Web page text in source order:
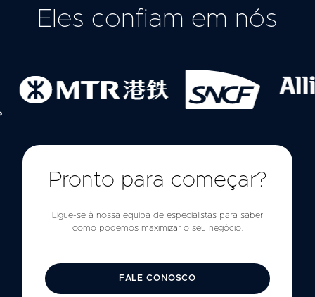
Eles confiam em nós
Pronto para começar?
Ligue-se à nossa equipa de especialistas para saber
como podemos maximizar o seu negócio.
FALE CONOSCO